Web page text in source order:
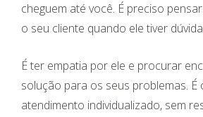
cheguem até você. É preciso
o seu cliente quando ele tiver
É ter empatia por ele e procurar
solução para os seus problemas. É
atendimento individualizado, sem